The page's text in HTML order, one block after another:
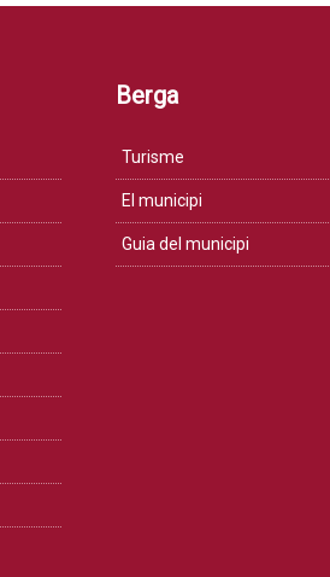
Berga
Turisme
El municipi
Guia del municipi